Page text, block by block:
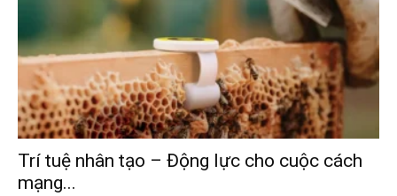
Trí tuệ nhân tạo – Động lực cho cuộc cách
mạng...